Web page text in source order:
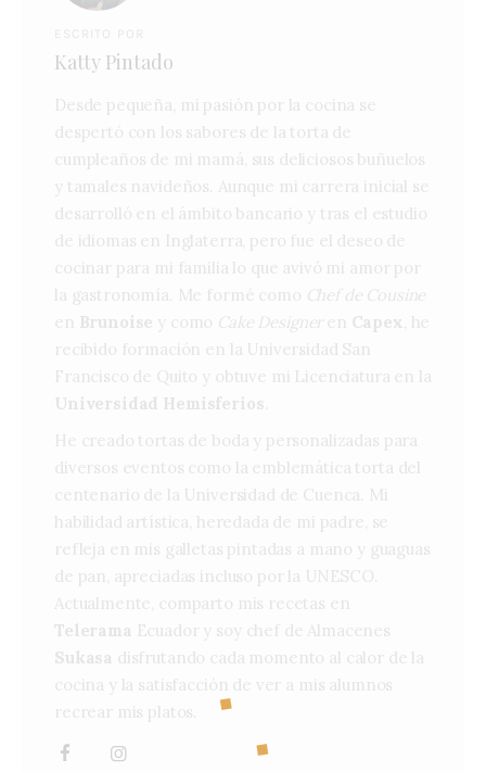
ESCRITO POR
Katty Pintado
Desde pequeña, mi pasión por la cocina se
despertó con los sabores de la torta de
cumpleaños de mi mamá, sus deliciosos buñuelos
y tamales navideños. Aunque mi carrera inicial se
desarrolló en el ámbito bancario y tras el estudio
de idiomas en Inglaterra, pero fue el deseo de
cocinar para mi familia lo que avivó mi amor por
la gastronomía. Me formé como Chef de Cousine
en Brunoise y como Cake Designer en Capex , he
recibido formación en la Universidad San
Francisco de Quito y obtuve mi Licenciatura en la
Universidad Hemisferios
He creado tortas de boda y personalizadas para
diversos eventos como la emblemática torta del
centenario de la Universidad de Cuenca. Mi
habilidad artística, heredada de mi padre, se
refleja en mis galletas pintadas a mano y guaguas
de pan, apreciadas incluso por la UNESCO.
Actualmente, comparto mis recetas en
Telerama Ecuador y soy chef de Almacenes
Sukasa disfrutando cada momento al calor de la
cocina y la satisfacción de ver a mis alumnos
recrear mis platos.